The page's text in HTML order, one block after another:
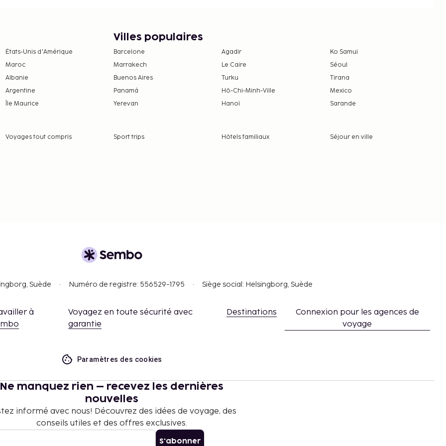
modification.
professionnels.
de départ sans contact
États-Unis d'Amérique
Maroc
Albanie
Argentine
Île Maurice
Villes populaires
Barcelone Agadir
Ko Samui
Marrakech
Le Caire
Séoul
Buenos Aires
Turku
Tirana
Panamá
Hô-Chi-Minh-Ville
Mexico
Yerevan
Hanoï Sarande
Voyages tout compris Sport trips Hôtels familiaux
Séjour en ville
Suède Numéro de registre: 556529-1795 Siège social: Helsingborg, Suède
à
Voyagez en toute sécurité avec
garantie
Destinations
Connexion pour les agences de
voyage
Paramètres des cookies
Ne manquez rien – recevez les dernières
nouvelles
informé avec nous! Découvrez des idées de voyage, des
conseils utiles et des offres exclusives.
S'abonner